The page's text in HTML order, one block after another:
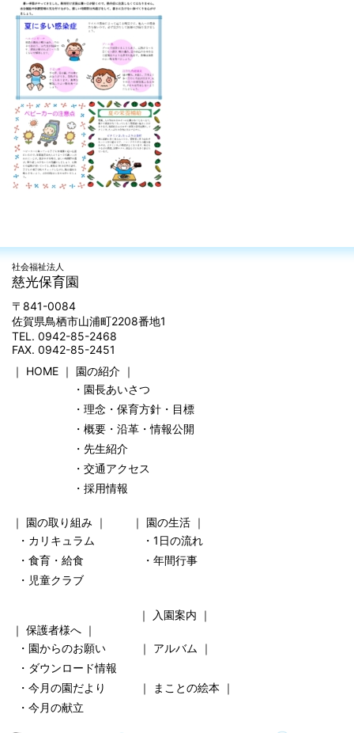
社会福祉法人
慈光保育園
〒841-0084
佐賀県鳥栖市山浦町2208番地1
TEL. 0942-85-2468
FAX. 0942-85-2451
｜ HOME ｜ 園の紹介 ｜
・園長あいさつ
・理念・保育方針・目標
・概要・沿革・情報公開
・先生紹介
・交通アクセス
・採用情報
｜ 園の取り組み ｜ ｜ 園の生活 ｜
・カリキュラム
・1日の流れ
・食育・給食
・年間行事
・児童クラブ
｜ 入園案内 ｜
｜ 保護者様へ ｜
・園からのお願い ｜ アルバム ｜
・ダウンロード情報
・今月の園だより
｜ まことの絵本 ｜
・今月の献立